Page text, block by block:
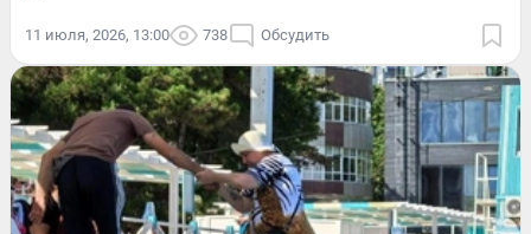
11 июля, 2026, 13:00 738 Обсудить